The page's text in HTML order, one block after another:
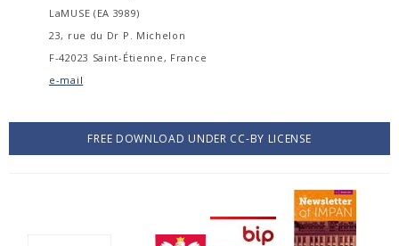
LaMUSE (EA 3989)
23, rue du Dr P. Michelon
F-42023 Saint-Étienne, France
e-mail
FREE DOWNLOAD UNDER CC-BY LICENSE